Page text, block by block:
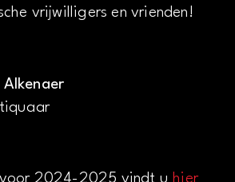
vrijwilligers en vrienden!